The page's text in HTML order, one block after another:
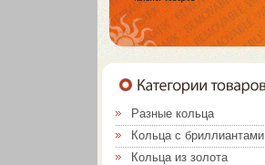
Разные кольца
Кольца с бриллиантами
Кольца из золота